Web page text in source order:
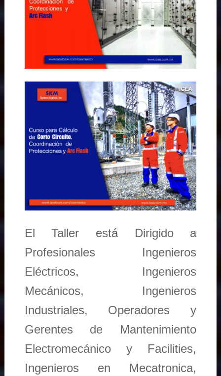
El Taller está Dirigido a
Profesionales Ingenieros
Eléctricos, Ingenieros
Mecánicos, Ingenieros
Industriales, Operadores y
Gerentes de Mantenimiento
Electromecánico y Facilities,
Ingenieros en Mecatronica,